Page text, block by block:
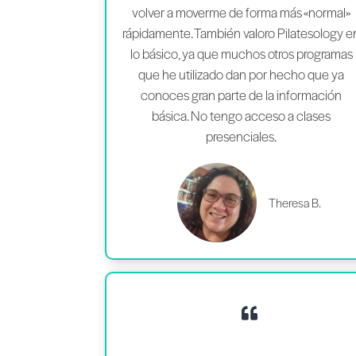
volver a moverme de forma más «normal»
rápidamente. También valoro Pilatesology
lo básico, ya que muchos otros programas
que he utilizado dan por hecho que ya
conoces gran parte de la información
básica. No tengo acceso a clases
presenciales.
Theresa B.